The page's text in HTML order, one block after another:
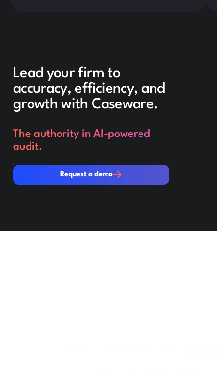
Lead your firm to
accuracy, efficiency, and
growth with Caseware.
The authority in AI-powered
audit.
Request a demo
Request a demo